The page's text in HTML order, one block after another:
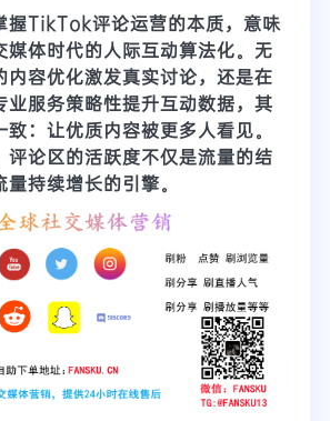
握TikTok评论运营的本质，意味
媒体时代的人际互动算法化。无
内容优化激发真实讨论，还是在
业服务策略性提升互动数据，其
： 让优质内容被更多人看见。
评论区的活跃度不仅是流量的结
持续增长的引擎。